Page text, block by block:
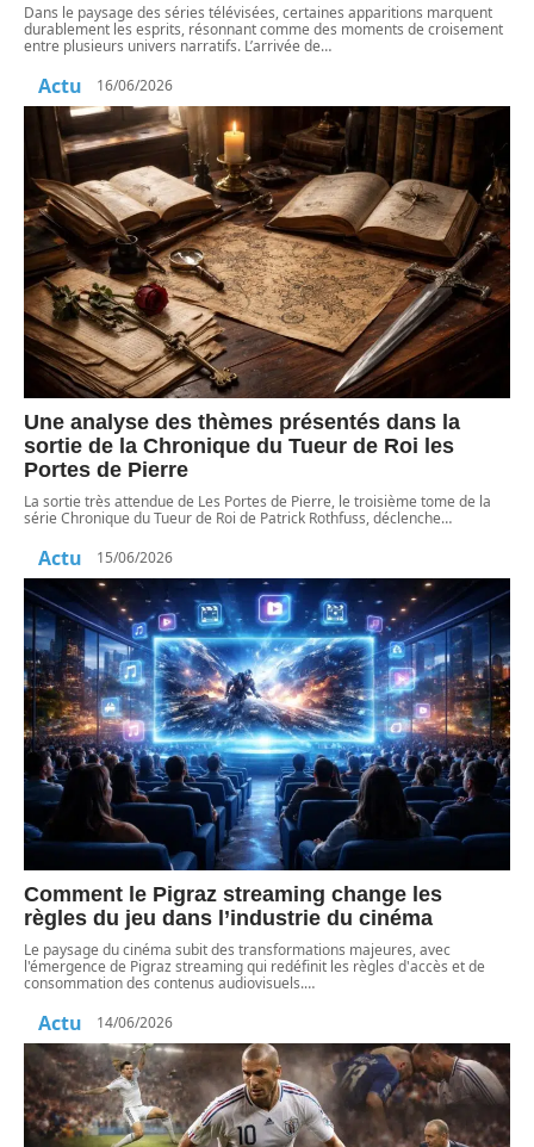
Dans le paysage des séries télévisées, certaines apparitions marquent
durablement les esprits, résonnant comme des moments de croisement
entre plusieurs univers narratifs. L’arrivée de…
Actu 16/06/2026
Une analyse des thèmes présentés dans la
sortie de la Chronique du Tueur de Roi les
Portes de Pierre
La sortie très attendue de Les Portes de Pierre, le troisième tome de la
série Chronique du Tueur de Roi de Patrick Rothfuss, déclenche…
Actu 15/06/2026
Comment le Pigraz streaming change les
règles du jeu dans l’industrie du cinéma
Le paysage du cinéma subit des transformations majeures, avec
l'émergence de Pigraz streaming qui redéfinit les règles d'accès et de
consommation des contenus audiovisuels.…
Actu 14/06/2026